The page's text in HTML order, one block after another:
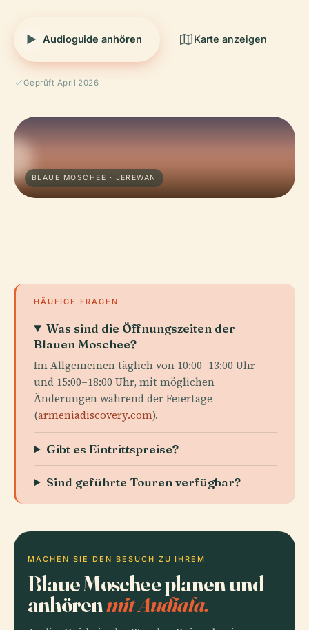
Audioguide anhören Karte anzeigen
Geprüft April 2026
BLAUE MOSCHEE · JEREWAN
HÄUFIGE FRAGEN
Was sind die Öffnungszeiten der
Blauen Moschee?
Im Allgemeinen täglich von 10:00–13:00 Uhr
und 15:00–18:00 Uhr, mit möglichen
Änderungen während der Feiertage
(armeniadiscovery.com).
Gibt es Eintrittspreise?
Sind geführte Touren verfügbar?
MACHEN SIE DEN BESUCH ZU IHREM
Blaue Moschee planen und
anhörenmit Audiala.